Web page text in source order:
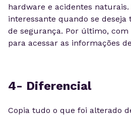
hardware e acidentes
interessante quando se
de segurança. Por último,
para acessar as informações
4- Diferencial
Copia tudo o que foi alterado